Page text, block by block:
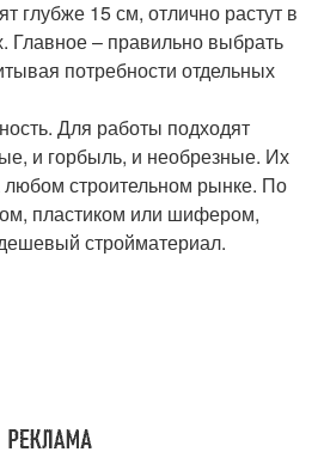
глубже 15 см, отлично растут в
Главное – правильно выбрать
потребности отдельных
Для работы подходят
и горбыль, и необрезные. Их
любом строительном рынке. По
пластиком или шифером,
стройматериал.